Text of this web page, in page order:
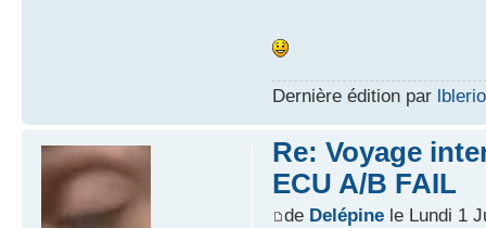
Dernière édition par
Re: Voyage
ECU A/B FAIL
de Delépinele Lundi 1